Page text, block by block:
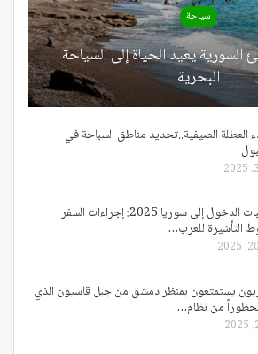
سياحة
السورية يعيد الحياة إلى السياحة
البحرية
العطلة الصيفية..تحديد مناطق السباحة في
متطلبات الدخول إلى سوريا 2025: إجراءات السفر
التأشيرة للعرب…
يستمتعون بمنظر دمشق من جبل قاسيون الذي
من نظام…